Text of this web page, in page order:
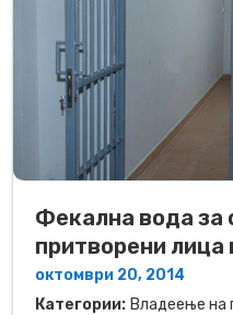
Фекална вода за
притворени лица
октомври 20, 2014
Категории: Владеење на